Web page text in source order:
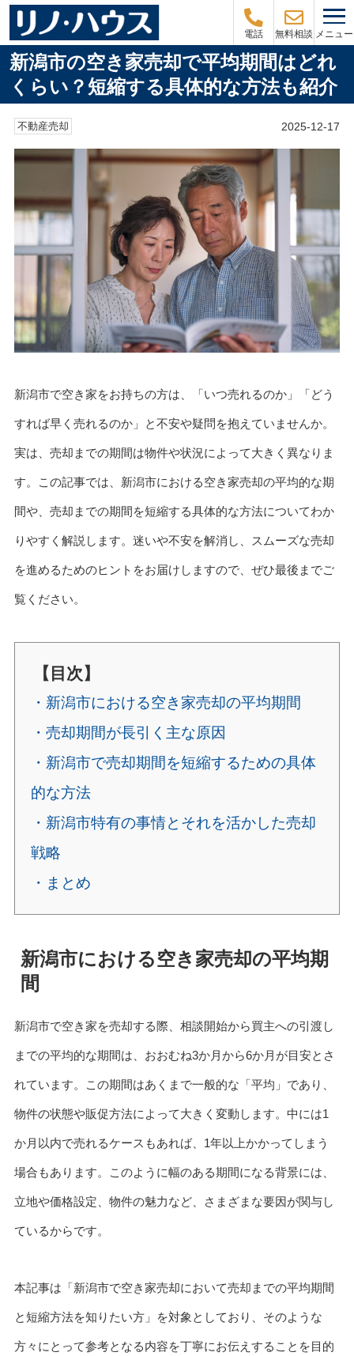
電話 無料相談 メニュー
新潟市の空き家売却で平均期間はどれ
くらい？短縮する具体的な方法も紹介
不動産売却 2025-12-17
新潟市で空き家をお持ちの方は、「いつ売れるのか」「どう
すれば早く売れるのか」と不安や疑問を抱えていませんか。
実は、売却までの期間は物件や状況によって大きく異なりま
す。この記事では、新潟市における空き家売却の平均的な期
間や、売却までの期間を短縮する具体的な方法についてわか
りやすく解説します。迷いや不安を解消し、スムーズな売却
を進めるためのヒントをお届けしますので、ぜひ最後までご
覧ください。
【目次】
・新潟市における空き家売却の平均期間
・売却期間が長引く主な原因
・新潟市で売却期間を短縮するための具体
的な方法
・新潟市特有の事情とそれを活かした売却
戦略
・まとめ
新潟市における空き家売却の平均期
間
新潟市で空き家を売却する際、相談開始から買主への引渡し
までの平均的な期間は、おおむね3か月から6か月が目安とさ
れています。この期間はあくまで一般的な「平均」であり、
物件の状態や販促方法によって大きく変動します。中には1
か月以内で売れるケースもあれば、1年以上かかってしまう
場合もあります。このように幅のある期間になる背景には、
立地や価格設定、物件の魅力など、さまざまな要因が関与し
ているからです。
本記事は「新潟市で空き家売却において売却までの平均期間
と短縮方法を知りたい方」を対象としており、そのような
方々にとって参考となる内容を丁寧にお伝えすることを目的